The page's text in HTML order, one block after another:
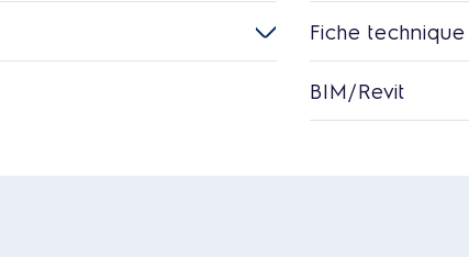
Fiche technique
BIM/Revit